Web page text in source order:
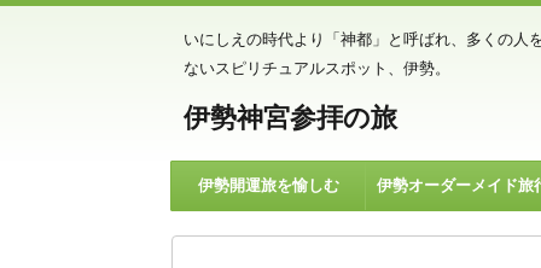
いにしえの時代より「神都」と呼ばれ、多くの人
ないスピリチュアルスポット、伊勢。
伊勢神宮参拝の旅
伊勢開運旅を愉しむ 伊勢オーダーメイド旅